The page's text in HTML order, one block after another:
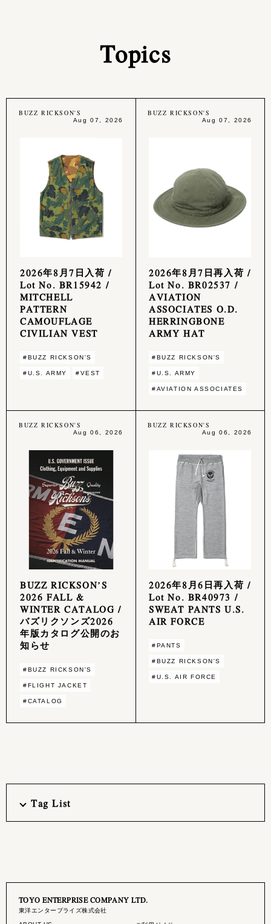
Topics
BUZZ RICKSON'S
Aug 07, 2026
2026年8月7日入荷 /
Lot No. BR15942 /
MITCHELL
PATTERN
CAMOUFLAGE
CIVILIAN VEST
#BUZZ RICKSON'S
#U.S. ARMY #VEST
BUZZ RICKSON'S
Aug 07, 2026
2026年8月7日再入荷 /
Lot No. BR02537 /
AVIATION
ASSOCIATES O.D.
HERRINGBONE
ARMY HAT
#BUZZ RICKSON'S
#U.S. ARMY
#AVIATION ASSOCIATES
BUZZ RICKSON'S
Aug 06, 2026
BUZZ RICKSON’S
2026 FALL &
WINTER CATALOG /
バズリクソンズ2026
年版カタログ公開のお
知らせ
#BUZZ RICKSON'S
#FLIGHT JACKET
#CATALOG
BUZZ RICKSON'S
Aug 06, 2026
2026年8月6日再入荷 /
Lot No. BR40973 /
SWEAT PANTS U.S.
AIR FORCE
#PANTS
#BUZZ RICKSON'S
#U.S. AIR FORCE
Tag List
TOYO ENTERPRISE COMPANY LTD.
東洋エンタープライズ株式会社